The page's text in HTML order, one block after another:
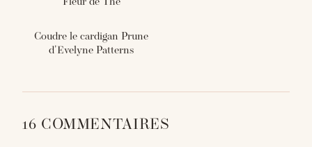
Fleur de Thé
Coudre le cardigan Prune
d'Evelyne Patterns
16 COMMENTAIRES